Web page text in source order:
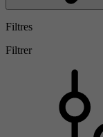
Filtres
Filtrer